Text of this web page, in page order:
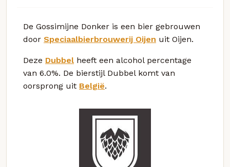
De Gossimijne Donker is een bier gebrouwen
door Speciaalbierbrouwerij Oijen uit Oijen.
Deze Dubbel heeft een alcohol percentage
van 6.0%. De bierstijl Dubbel komt van
oorsprong uit België.